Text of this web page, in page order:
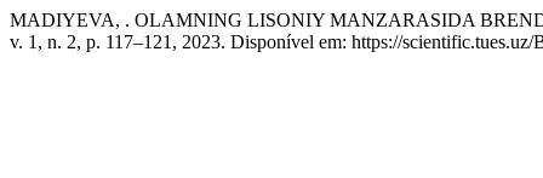
MADIYEVA, . OLAMNING LISONIY MANZARASIDA
v. 1, n. 2, p. 117–121, 2023. Disponível em: https://